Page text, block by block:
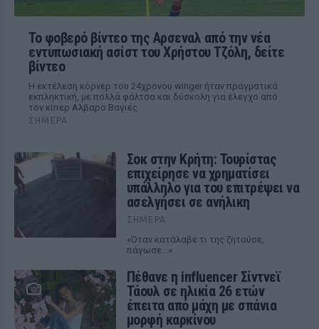
Το φοβερό βίντεο της Αρσεναλ από την νέα
εντυπωσιακή ασίστ του Χρήστου Τζόλη, δείτε
βίντεο
Η εκτέλεση κόρνερ του 24χρονου winger ήταν πραγματικά
εκπληκτική, με πολλά φάλτσα και δύσκολη για έλεγχο από
τον κίπερ Αλβαρο Βαγιές
ΣΉΜΕΡΑ
Σοκ στην Κρήτη: Τουρίστας
επιχείρησε να χρηματίσει
υπάλληλο για του επιτρέψει να
ασελγήσει σε ανήλικη
ΣΉΜΕΡΑ
«Όταν κατάλαβε τι της ζητούσε,
πάγωσε...»
Πέθανε η influencer Σίντνεϊ
Τάουλ σε ηλικία 26 ετών
έπειτα από μάχη με σπάνια
μορφή καρκίνου